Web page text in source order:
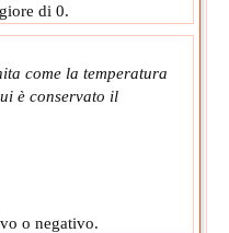
di 0.
come la temperatura
è conservato il
o negativo.